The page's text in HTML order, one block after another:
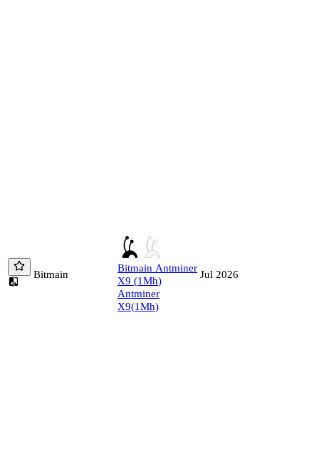
Bitmain
Bitmain Antminer
X9 (1Mh)
Antminer
X9(1Mh)
Jul 2026